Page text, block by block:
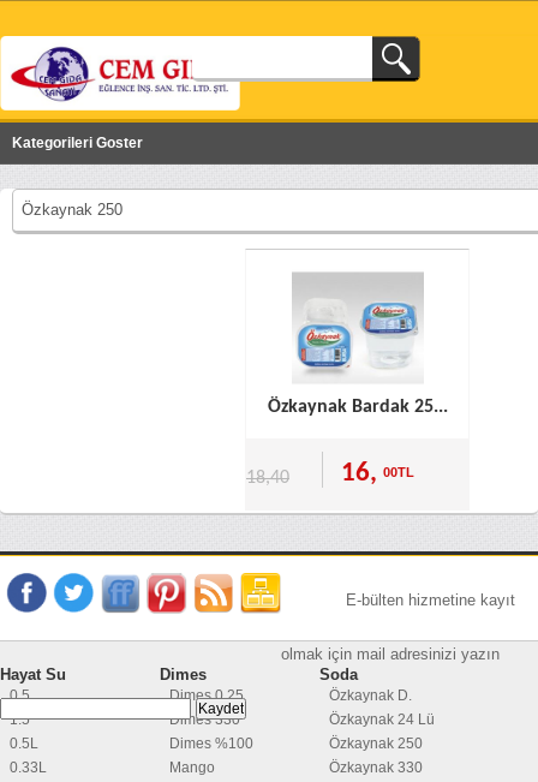
Kategorileri Goster
Özkaynak 250
Özkaynak Bardak 25...
18,40 16, 00TL
E-bülten hizmetine kayıt
olmak için mail adresinizi yazın
Hayat Su
0.5
1.5
0.5L
0.33L
Dimes
Dimes 0,25
Dimes 330
Dimes %100
Mango
Soda
Özkaynak D.
Özkaynak 24 Lü
Özkaynak 250
Özkaynak 330